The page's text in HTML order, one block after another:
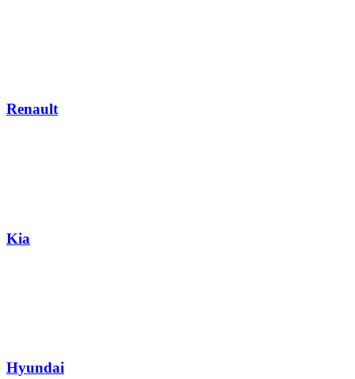
Renault
Kia
Hyundai